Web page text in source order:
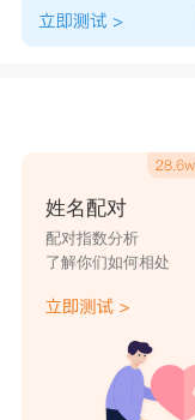
姓名配对
配对指数分析
了解你们如何相处